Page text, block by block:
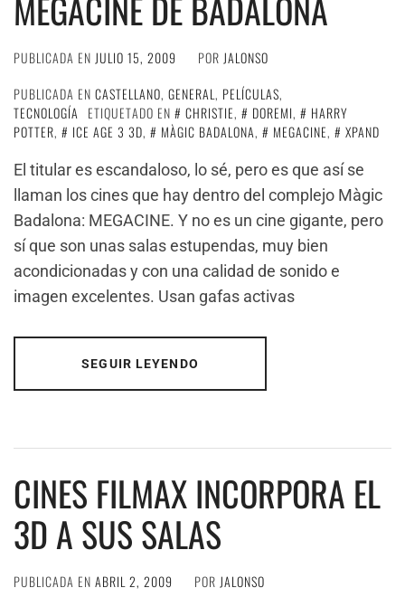
PUBLICADA EN JULIO 15, 2009 POR JALONSO
PUBLICADA EN CASTELLANO, GENERAL, PELÍCULAS,
TECNOLOGÍA
ETIQUETADO EN CHRISTIE, DOREMI,
HARRY
POTTER, ICE AGE 3 3D, MÀGIC BADALONA, MEGACINE,
XPAND
El titular es escandaloso, lo sé, pero es que así se
llaman los cines que hay dentro del complejo Màgic
Badalona: MEGACINE. Y no es un cine gigante, pero
sí que son unas salas estupendas, muy bien
acondicionadas y con una calidad de sonido e
imagen excelentes. Usan gafas activas
SEGUIR LEYENDO
CINES FILMAX INCORPORA EL
3D A SUS SALAS
PUBLICADA EN ABRIL 2, 2009 POR JALONSO